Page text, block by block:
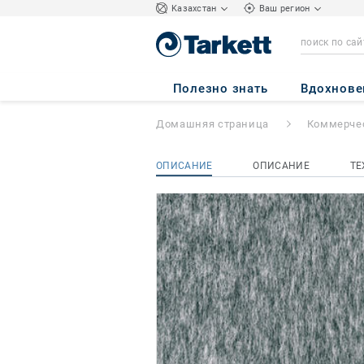
Kазахстан Ваш регион
Полезно знать
Lita - Lita G011
Домашняя страница
ОПИСАНИЕ ОПИСАНИЕ